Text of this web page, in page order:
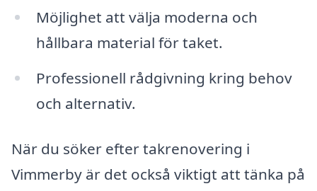
Möjlighet att välja moderna och
hållbara material för taket.
Professionell rådgivning kring behov
och alternativ.
När du söker efter takrenovering i
Vimmerby är det också viktigt att tänka på